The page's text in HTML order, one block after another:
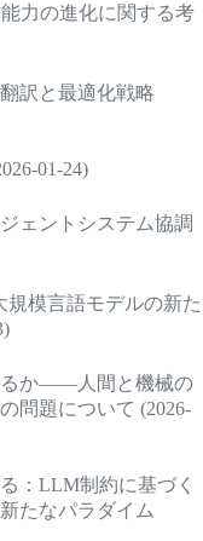
力の進化に関する考
訳と最適化戦略
01-24)
ェントシステム協調
規模言語モデルの新た
るか——人間と機械の
問題について (2026-
：LLM制約に基づく
たなパラダイム